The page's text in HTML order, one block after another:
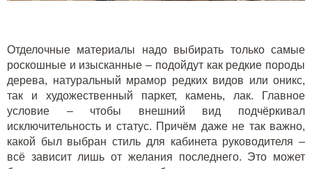
Отделочные материалы надо выбирать только самые
роскошные и изысканные – подойдут как редкие породы
дерева, натуральный мрамор редких видов или оникс,
так и художественный паркет, камень, лак. Главное
условие – чтобы внешний вид подчёркивал
исключительность и статус. Причём даже не так важно,
какой был выбран стиль для кабинета руководителя –
всё зависит лишь от желания последнего. Это может